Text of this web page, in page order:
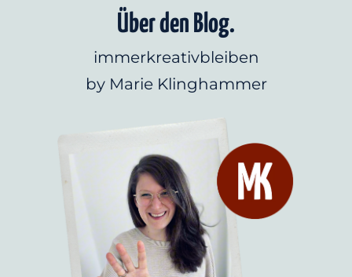
Über den Blog.
immerkreativbleiben
by Marie Klinghammer